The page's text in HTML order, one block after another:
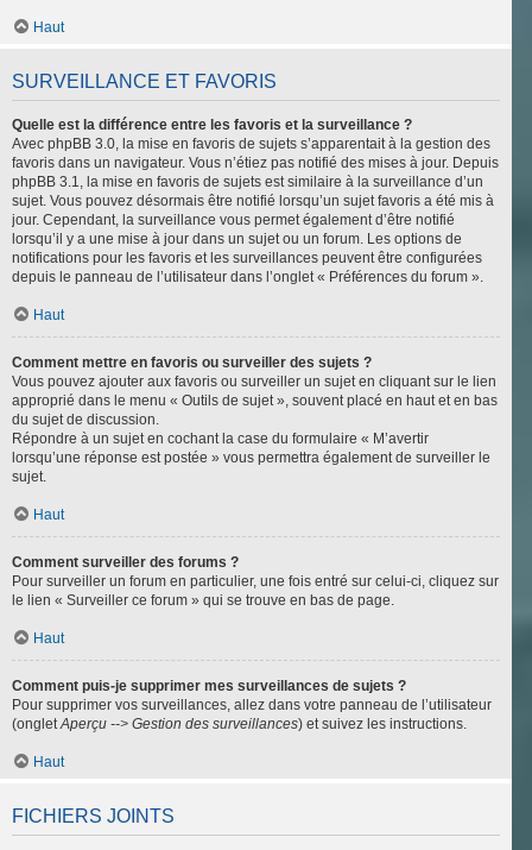
Haut
SURVEILLANCE ET FAVORIS
Quelle est la différence entre les favoris et la surveillance ?
Avec phpBB 3.0, la mise en favoris de sujets s’apparentait à la gestion des
favoris dans un navigateur. Vous n’étiez pas notifié des mises à jour. Depuis
phpBB 3.1, la mise en favoris de sujets est similaire à la surveillance d’un
sujet. Vous pouvez désormais être notifié lorsqu’un sujet favoris a été mis à
jour. Cependant, la surveillance vous permet également d’être notifié
lorsqu’il y a une mise à jour dans un sujet ou un forum. Les options de
notifications pour les favoris et les surveillances peuvent être configurées
depuis le panneau de l’utilisateur dans l’onglet « Préférences du forum ».
Haut
Comment mettre en favoris ou surveiller des sujets ?
Vous pouvez ajouter aux favoris ou surveiller un sujet en cliquant sur le lien
approprié dans le menu « Outils de sujet », souvent placé en haut et en bas
du sujet de discussion.
Répondre à un sujet en cochant la case du formulaire « M’avertir
lorsqu’une réponse est postée » vous permettra également de surveiller le
sujet.
Haut
Comment surveiller des forums ?
Pour surveiller un forum en particulier, une fois entré sur celui-ci, cliquez sur
le lien « Surveiller ce forum » qui se trouve en bas de page.
Haut
Comment puis-je supprimer mes surveillances de sujets ?
Pour supprimer vos surveillances, allez dans votre panneau de l’utilisateur
(ongletAperçu --> Gestion des surveillances) et suivez les instructions.
Haut
FICHIERS JOINTS